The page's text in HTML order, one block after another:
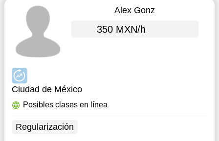
Alex Gonz
350 MXN/h
Ciudad de México
Posibles clases en línea
Regularización